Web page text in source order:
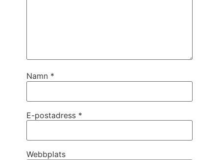
Namn *
E-postadress *
Webbplats